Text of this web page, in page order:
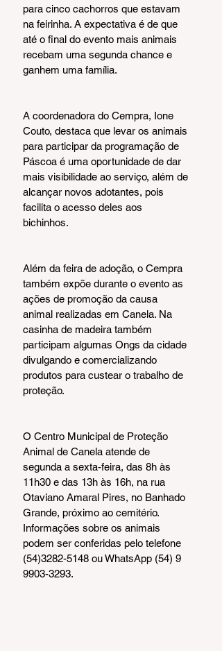
para cinco cachorros que estavam
na feirinha. A expectativa é de que
até o final do evento mais animais
recebam uma segunda chance e
ganhem uma família.
A coordenadora do Cempra, Ione
Couto, destaca que levar os animais
para participar da programação de
Páscoa é uma oportunidade de dar
mais visibilidade ao serviço, além de
alcançar novos adotantes, pois
facilita o acesso deles aos
bichinhos.
Além da feira de adoção, o Cempra
também expõe durante o evento as
ações de promoção da causa
animal realizadas em Canela. Na
casinha de madeira também
participam algumas Ongs da cidade
divulgando e comercializando
produtos para custear o trabalho de
proteção.
O Centro Municipal de Proteção
Animal de Canela atende de
segunda a sexta-feira, das 8h às
11h30 e das 13h às 16h, na rua
Otaviano Amaral Pires, no Banhado
Grande, próximo ao cemitério.
Informações sobre os animais
podem ser conferidas pelo telefone
(54)3282-5148 ou WhatsApp (54) 9
9903-3293.